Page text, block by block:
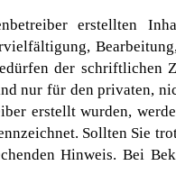
erstellten
der schriftlichen
nur für den privaten,
erstellt wurden,
Sollten Sie
Hinweis. Bei